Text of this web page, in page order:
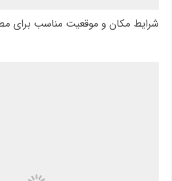
شرایط مکان و موقعیت مناسب برای